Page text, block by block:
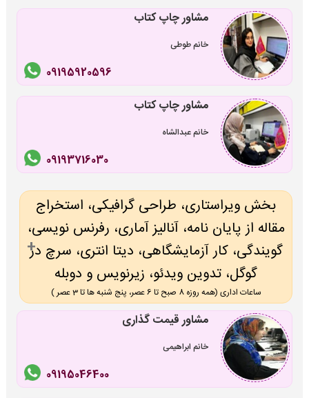
مشاور چاپ کتاب
خانم طوطی
09195920596
مشاور چاپ کتاب
خانم عبدالشاه
09193716030
بخش ویراستاری، طراحی گرافیکی، استخراج
مقاله از پایان نامه، آنالیز آماری، رفرنس نویسی،
گویندگی، کار آزمایشگاهی، دیتا انتری، سرچ در
گوگل، تدوین ویدئو، زیرنویس و دوبله
ساعات اداری (همه روزه 8 صبح تا 6 عصر، پنج شنبه ها تا 3 عصر )
مشاور قیمت گذاری
خانم ابراهیمی
09195046400